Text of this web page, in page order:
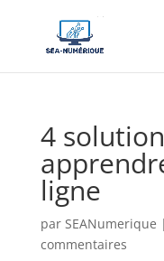
4
ligne
par SEANumerique |
commentaires